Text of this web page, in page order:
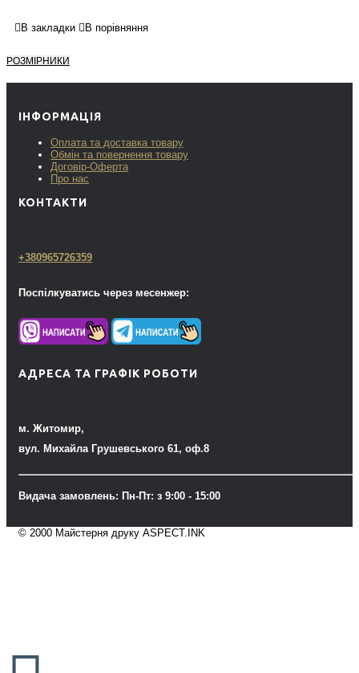
В закладки В порівняння
РОЗМІРНИКИ
ІНФОРМАЦІЯ
Оплата та доставка товару
Обмін та повернення товару
Договір-Оферта
Про нас
КОНТАКТИ
+380965726359
Поспілкуватись через месенжер:
АДРЕСА ТА ГРАФІК РОБОТИ
м. Житомир,
вул. Михайла Грушевського 61, оф.8
Видача замовлень: Пн-Пт: з 9:00 - 15:00
© 2000 Майстерня друку ASPECT.INK